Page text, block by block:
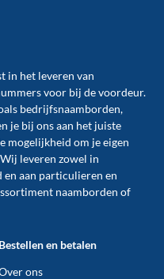
in het leveren van
voor bij devoordeur.
bedrijfsnaamborden,
je bij ons aan het juiste
mogelijkheid om je eigen
leveren zowel in
en aan particulieren en
naamborden of
Bestellen en betalen
ons